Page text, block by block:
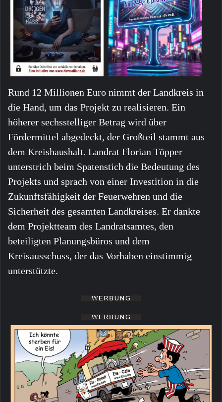
Rund 12 Millionen Euro nimmt der Landkreis in
die Hand, um das Projekt zu realisieren. Ein
höherer sechsstelliger Betrag wird über
Fördermittel abgedeckt, der Großteil stammt aus
dem Kreishaushalt. Landrat Florian Töpper
unterstrich beim Spatenstich die Bedeutung des
Projekts und sprach von einer Investition in die
Zukunftsfähigkeit der Feuerwehren und die
Sicherheit des gesamten Landkreises. Er dankte
dem Projektteam des Landratsamtes, den
beteiligten Planungsbüros und dem
Kreisausschuss, der das Vorhaben einstimmig
unterstützte.